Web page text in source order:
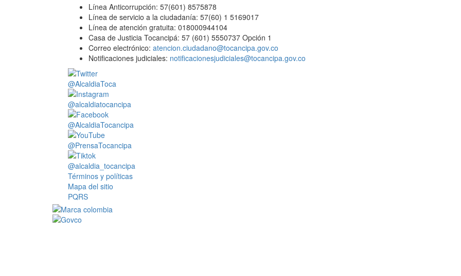
Línea Anticorrupción: 57(601) 8575878
Línea de servicio a la ciudadanía: 57(60) 1 5169017
Línea de atención gratuita: 018000944104
Casa de Justicia Tocancipá: 57 (601) 5550737 Opción 1
Correo electrónico: atencion.ciudadano@tocancipa.gov.co
Notificaciones judiciales: notificacionesjudiciales@tocancipa.gov.co
@AlcaldiaToca
@alcaldiatocancipa
@AlcaldiaTocancipa
@PrensaTocancipa
@alcaldia_tocancipa
Términos y políticas
Mapa del sitio
PQRS